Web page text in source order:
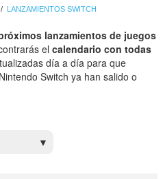
LANZAMIENTOS SWITCH
lanzamientos de juegos
elcalendario con todas
día a día para que
Switch ya han salido o